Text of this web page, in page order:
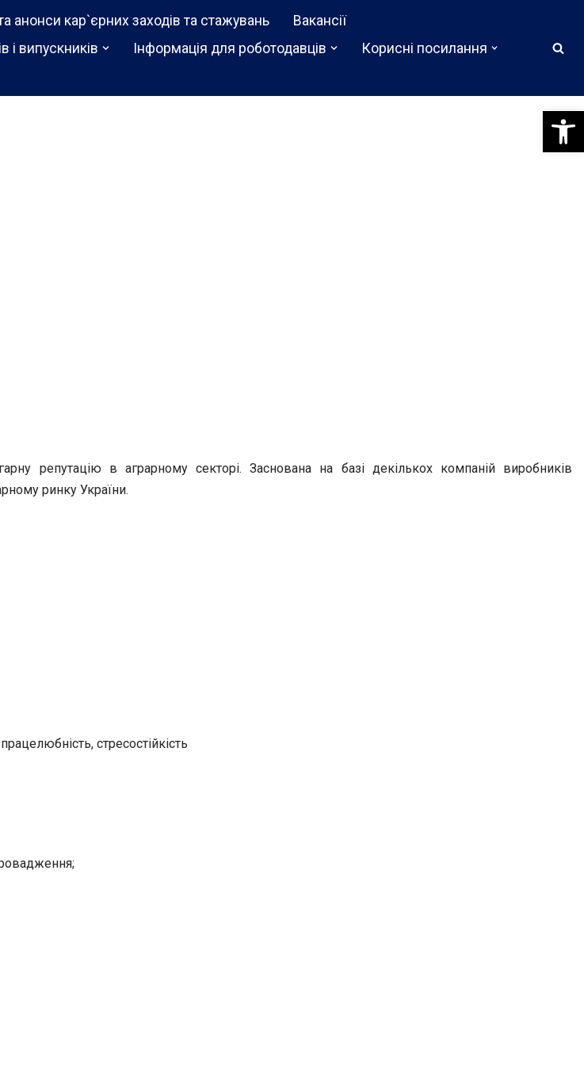
анонси кар`єрних заходів та стажувань
Вакансії
і випускників
Інформація для роботодавців
Корисні посилання
репутацію в аграрному секторі. Заснована на базі декількох компаній виробників
ринку України.
стресостійкість